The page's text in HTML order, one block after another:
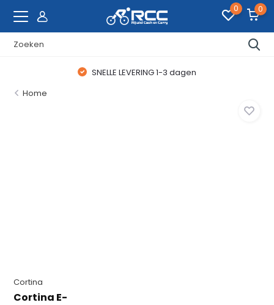
0 0
SNELLE LEVERING 1-3 dagen
Home
Cortina
Cortina E-